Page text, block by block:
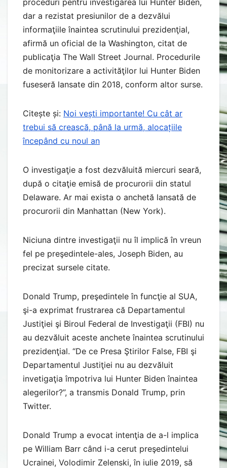
dar a rezistat presiunilor de a dezvălui
informaţiile înaintea scrutinului prezidenţial,
afirmă un oficial de la Washington, citat de
publicaţia The Wall Street Journal. Procedurile
de monitorizare a activităţilor lui Hunter Biden
fuseseră lansate din 2018, conform altor surse.
Citește și: Noi vești importante! Cu cât ar
trebui să crească, până la urmă, alocațiile
începând cu noul an
O investigaţie a fost dezvăluită miercuri seară,
după o citaţie emisă de procurorii din statul
Delaware. Ar mai exista o anchetă lansată de
procurorii din Manhattan (New York).
Niciuna dintre investigaţii nu îl implică în vreun
fel pe preşedintele-ales, Joseph Biden, au
precizat sursele citate.
Donald Trump, preşedintele în funcţie al SUA,
şi-a exprimat frustrarea că Departamentul
Justiţiei şi Biroul Federal de Investigaţii (FBI) nu
au dezvăluit aceste anchete înaintea scrutinului
prezidenţial. “De ce Presa Ştirilor False, FBI şi
Departamentul Justiţiei nu au dezvăluit
invetigaţia împotriva lui Hunter Biden înaintea
alegerilor?”, a transmis Donald Trump, prin
Twitter.
Donald Trump a evocat intenţia de a-l implica
pe William Barr când i-a cerut preşedintelui
Ucrainei, Volodimir Zelenski, în iulie 2019, să